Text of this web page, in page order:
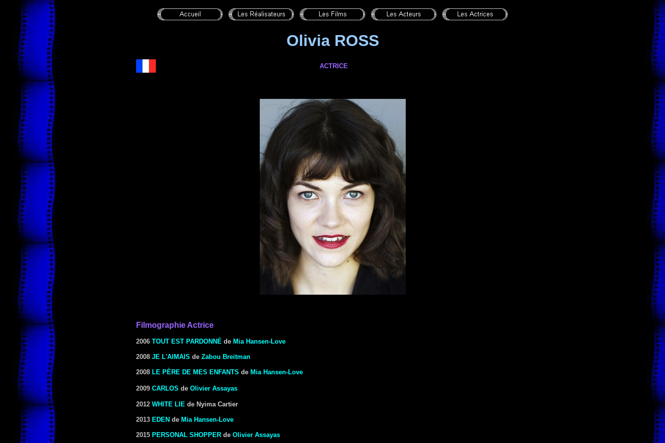
Olivia ROSS
ACTRICE
Filmographie Actrice
2006 TOUT EST PARDONNÉ de Mia Hansen-Love
2008 JE L'AIMAIS de Zabou Breitman
2008 LE PÈRE DE MES ENFANTS de Mia Hansen-Love
2009 CARLOS de Olivier Assayas
2012 WHITE LIE de Nyima Cartier
2013 EDEN de Mia Hansen-Love
2015 PERSONAL SHOPPER de Olivier Assayas